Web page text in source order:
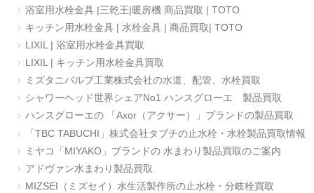
浴室用水栓金具 |三乾王|暖房機 商品買取 | TOTO
キッチン用水栓金具 | 水栓金具 | 商品買取| TOTO
LIXIL | 浴室用水栓金具買取
LIXIL | キッチン用水栓金具買取
ミズタニバルブ工業株式会社の水道、配管、水栓買取
シャワーヘッド世界シェアNo1 ハンスグローエ 製品買取
ハンスグローエの 「Axor（アクサー）」ブランドの製品買取
「TBC TABUCHI」株式会社タブチの止水栓・水栓製品買取情報
ミヤコ「MIYAKO」ブランドの 水まわり製品買取のご案内
アドヴァン水まわり製品買取
MIZSEI（ミズセイ）水生活製作所の止水栓・分岐栓買取